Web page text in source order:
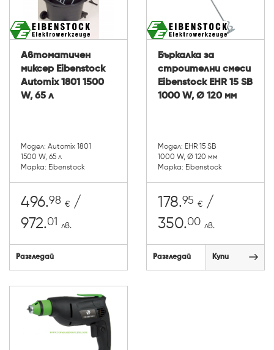
Автоматичен
миксер Eibenstock
Automix 1801 1500
W, 65 л
Модел: Automix 1801
1500 W, 65 л
Марка: Eibenstock
496.98 € /
972.01 лв.
Разгледай
Бъркалка за
строителни смеси
Eibenstock EHR 15 SB
1000 W, Ø 120 мм
Модел: EHR 15 SB
1000 W, Ø 120 мм
Марка: Eibenstock
178.95 € /
350.00 лв.
Разгледай Купи